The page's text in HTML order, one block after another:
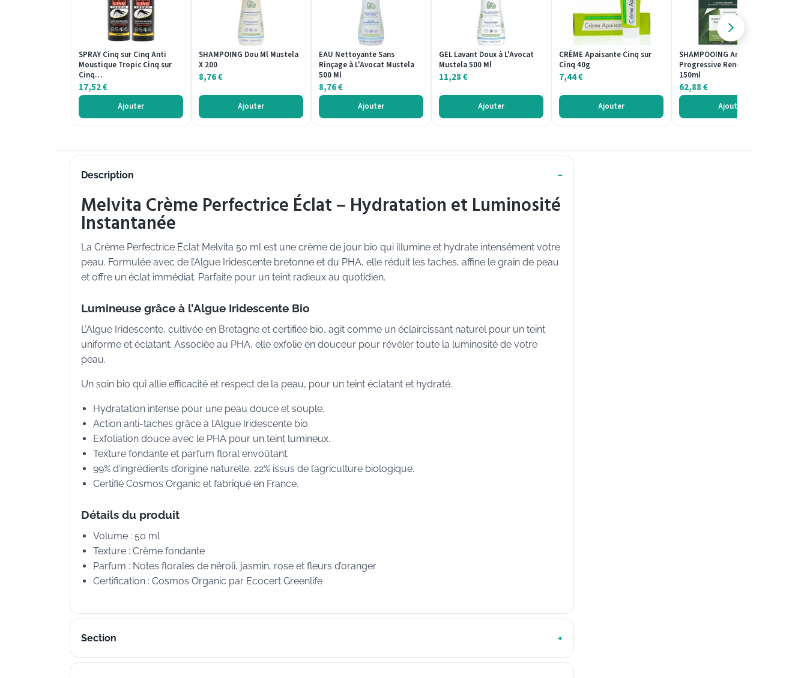
SPRAY Cinq sur Cinq Anti
Moustique Tropic Cinq sur
Cinq…
17,52€
Ajouter
SHAMPOING Dou Ml Mustela
X 200
8,76€
Ajouter
EAU Nettoyante Sans
Rinçage à L'Avocat Mustela
500 Ml
8,76€
Ajouter
GEL Lavant Doux à L'Avocat
Mustela 500 Ml
11,28€
Ajouter
CRÈME Apaisante Cinq sur
Cinq 40g
7,44€
Ajouter
SHAMPOOING Antichute
Progressive René Furterer
150ml
62,88€
Ajouter
Description
Melvita Crème Perfectrice Éclat – Hydratation et Luminosité
Instantanée
La Crème Perfectrice Éclat Melvita 50 ml est une crème de jour bio qui illumine et hydrate intensément votre
peau. Formulée avec de l’Algue Iridescente bretonne et du PHA, elle réduit les taches, affine le grain de peau
et offre un éclat immédiat. Parfaite pour un teint radieux au quotidien.
Lumineuse grâce à l’Algue Iridescente Bio
L’Algue Iridescente, cultivée en Bretagne et certifiée bio, agit comme un éclaircissant naturel pour un teint
uniforme et éclatant. Associée au PHA, elle exfolie en douceur pour révéler toute la luminosité de votre
peau.
Un soin bio qui allie efficacité et respect de la peau, pour un teint éclatant et hydraté.
Hydratation intense pour une peau douce et souple.
Action anti-taches grâce à l’Algue Iridescente bio.
Exfoliation douce avec le PHA pour un teint lumineux.
Texture fondante et parfum floral envoûtant.
99% d’ingrédients d’origine naturelle, 22% issus de l’agriculture biologique.
Certifié Cosmos Organic et fabriqué en France.
Détails du produit
Volume : 50 ml
Texture : Crème fondante
Parfum : Notes florales de néroli, jasmin, rose et fleurs d’oranger
Certification : Cosmos Organic par Ecocert Greenlife
Section